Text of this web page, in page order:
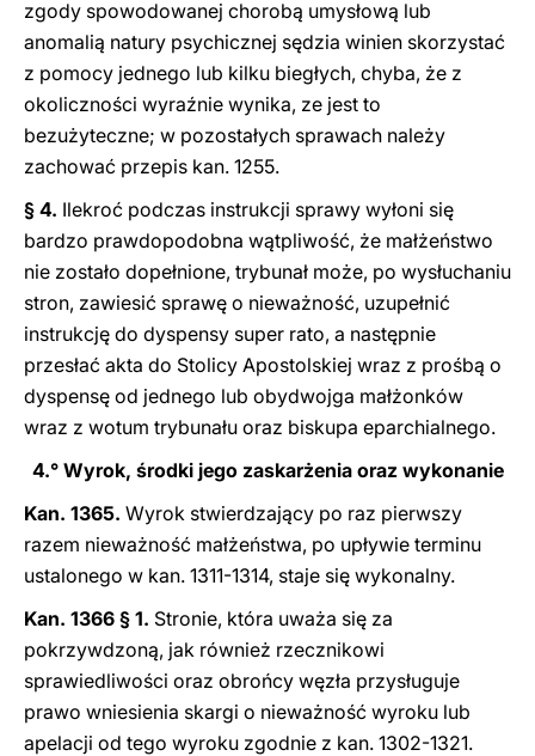
zgody spowodowanej chorobą umysłową lub
anomalią natury psychicznej sędzia winien skorzystać
z pomocy jednego lub kilku biegłych, chyba, że z
okoliczności wyraźnie wynika, ze jest to
bezużyteczne; w pozostałych sprawach należy
zachować przepis kan. 1255.
§ 4. Ilekroć podczas instrukcji sprawy wyłoni się
bardzo prawdopodobna wątpliwość, że małżeństwo
nie zostało dopełnione, trybunał może, po wysłuchaniu
stron, zawiesić sprawę o nieważność, uzupełnić
instrukcję do dyspensy super rato, a następnie
przesłać akta do Stolicy Apostolskiej wraz z prośbą o
dyspensę od jednego lub obydwojga małżonków
wraz z wotum trybunału oraz biskupa eparchialnego.
4.° Wyrok, środki jego zaskarżenia oraz wykonanie
Kan. 1365. Wyrok stwierdzający po raz pierwszy
razem nieważność małżeństwa, po upływie terminu
ustalonego w kan. 1311-1314, staje się wykonalny.
Kan. 1366 § 1. Stronie, która uważa się za
pokrzywdzoną, jak również rzecznikowi
sprawiedliwości oraz obrońcy węzła przysługuje
prawo wniesienia skargi o nieważność wyroku lub
apelacji od tego wyroku zgodnie z kan. 1302-1321.